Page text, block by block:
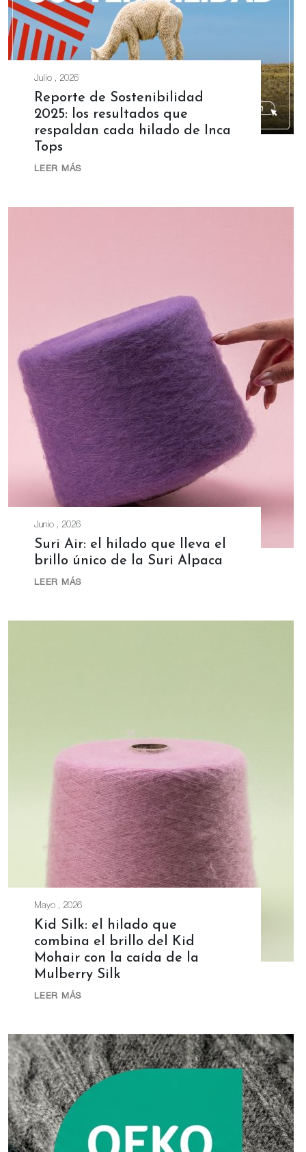
Julio , 2026
Reporte de Sostenibilidad
2025: los resultados que
respaldan cada hilado de Inca
Tops
LEER MÁS
Junio , 2026
Suri Air: el hilado que lleva el
brillo único de la Suri Alpaca
LEER MÁS
Mayo , 2026
Kid Silk: el hilado que
combina el brillo del Kid
Mohair con la caída de la
Mulberry Silk
LEER MÁS